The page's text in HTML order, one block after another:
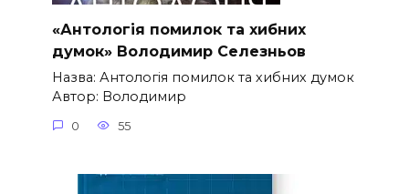
«Антологія помилок та хибних
думок» Володимир Селезньов
Назва: Антологія помилок та хибних думок
Автор: Володимир
0 55